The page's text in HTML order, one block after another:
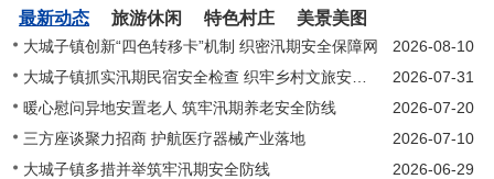
最新动态 旅游休闲 特色村庄 美景美图
2026-08-10
大城子镇创新“四色转移卡”机制 织密汛期安全保障网
2026-07-31
大城子镇抓实汛期民宿安全检查 织牢乡村文旅安全防护网
2026-07-20
暖心慰问异地安置老人 筑牢汛期养老安全防线
2026-07-10
三方座谈聚力招商 护航医疗器械产业落地
2026-06-29
大城子镇多措并举筑牢汛期安全防线